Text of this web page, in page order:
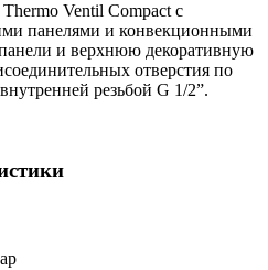
Ventil Compact с
панелями и конвекционными
и верхнюю декоративную
отверстия по
резьбой G 1/2”.